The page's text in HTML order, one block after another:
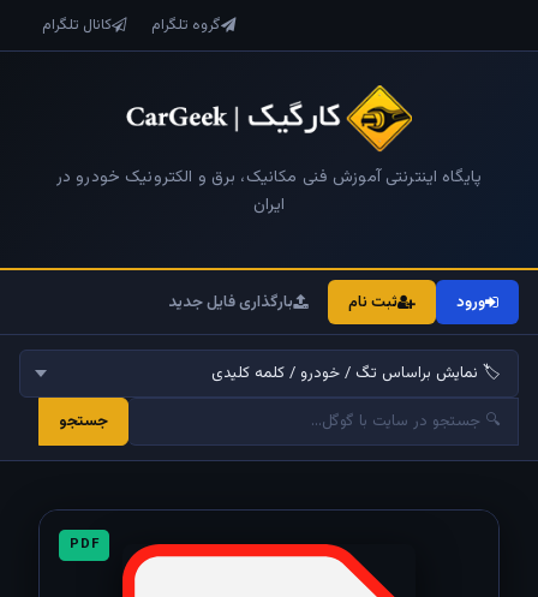
گروه تلگرام کانال تلگرام
پایگاه اینترنتی آموزش فنی مکانیک، برق و الکترونیک خودرو در
ایران
ورود ثبت نام بارگذاری فایل جدید
جستجو
PDF